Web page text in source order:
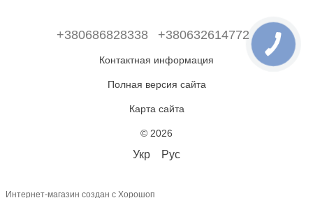
+380686828338 +380632614772
Контактная информация
Полная версия сайта
Карта сайта
© 2026
Укр Рус
Интернет-магазин создан с Хорошоп